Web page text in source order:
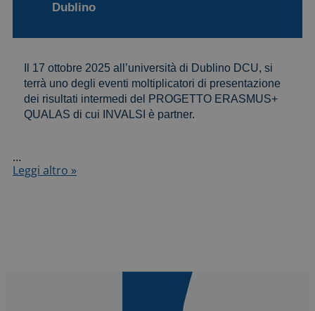
Dublino
Il 17 ottobre 2025 all’università di Dublino DCU, si
terrà uno degli eventi moltiplicatori di presentazione
dei risultati intermedi del PROGETTO ERASMUS+
QUALAS di cui INVALSI è partner.
…
Progetto
Leggi altro »